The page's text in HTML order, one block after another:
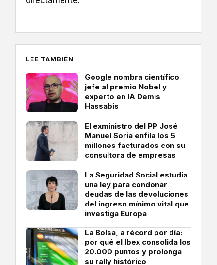
LEE TAMBIÉN
Google nombra científico
jefe al premio Nobel y
experto en IA Demis
Hassabis
El exministro del PP José
Manuel Soria enfila los 5
millones facturados con su
consultora de empresas
La Seguridad Social estudia
una ley para condonar
deudas de las devoluciones
del ingreso mínimo vital que
investiga Europa
La Bolsa, a récord por día:
por qué el Ibex consolida los
20.000 puntos y prolonga
su rally histórico